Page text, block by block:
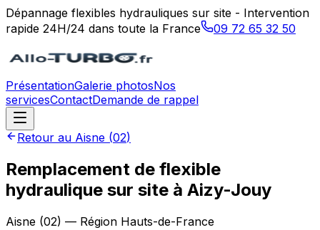
Dépannage flexibles hydrauliques sur site - Intervention
rapide 24H/24 dans toute la France
09 72 65 32 50
PrésentationGalerie photosNos
servicesContactDemande de rappel
Retour au Aisne (02)
Remplacement de flexible
hydraulique sur site à Aizy-Jouy
Aisne (02) — Région Hauts-de-France